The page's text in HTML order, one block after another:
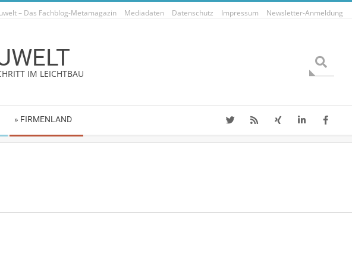
– Das Fachblog-Metamagazin Mediadaten Datenschutz Impressum Newsletter-Anmeldung
IM LEICHTBAU
» FIRMENLAND